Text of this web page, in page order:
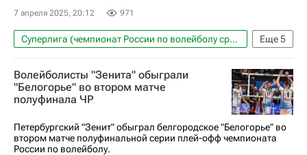
7 апреля 2025, 20:12 971
Еще5
Суперлига (чемпионат России по волейболу среди мужчин)
Волейбол
Спорт
Динамо-ЛО (Ленинградская обл.)
Белогорье (Белгород)
Зенит-Казань (Казань)
Волейболисты "Зенита" обыграли
"Белогорье" во втором матче
полуфинала ЧР
Петербургский "Зенит" обыграл белгородское "Белогорье" во
втором матче полуфинальной серии плей-офф чемпионата
России по волейболу.